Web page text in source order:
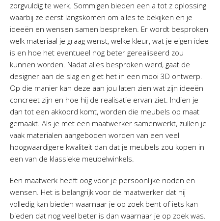
zorgvuldig te werk. Sommigen bieden een a tot z oplossing
waarbij ze eerst langskomen om alles te bekijken en je
ideeën en wensen samen bespreken. Er wordt besproken
welk materiaal je graag wenst, welke kleur, wat je eigen idee
is en hoe het eventueel nog beter gerealiseerd zou
kunnen worden. Nadat alles besproken werd, gaat de
designer aan de slag en giet het in een mooi 3D ontwerp.
Op die manier kan deze aan jou laten zien wat zijn ideeën
concreet zijn en hoe hij de realisatie ervan ziet. Indien je
dan tot een akkoord komt, worden die meubels op maat
gemaakt. Als je met een maatwerker samenwerkt, zullen je
vaak materialen aangeboden worden van een veel
hoogwaardigere kwaliteit dan dat je meubels zou kopen in
een van de klassieke meubelwinkels.
Een maatwerk heeft oog voor je persoonlijke noden en
wensen. Het is belangrijk voor de maatwerker dat hij
volledig kan bieden waarnaar je op zoek bent of iets kan
bieden dat nog veel beter is dan waarnaar je op zoek was.